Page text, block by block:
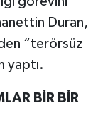
Duran,
“terörsüz
yaptı.
BİR BİR